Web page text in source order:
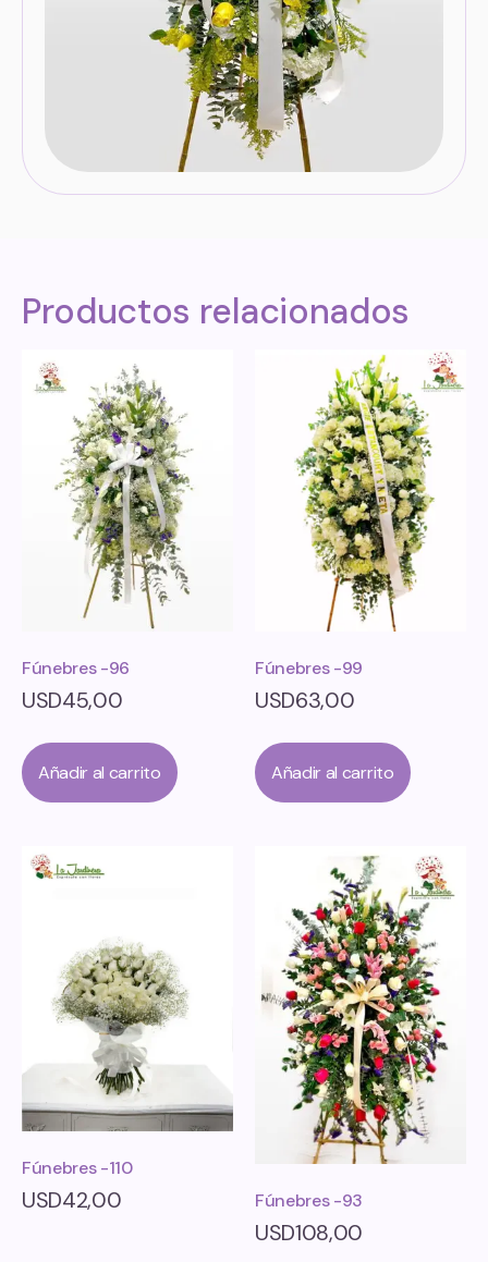
Productos relacionados
Fúnebres -96
USD45,00
Añadir al carrito
Fúnebres -99
USD63,00
Añadir al carrito
Fúnebres -110
USD42,00 Fúnebres -93
USD108,00